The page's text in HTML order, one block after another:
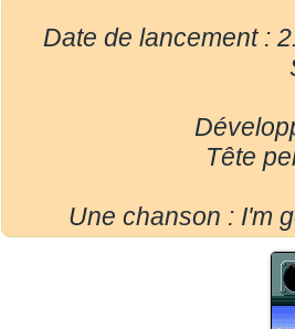
Date de lancement :
Tête
Une chanson : I'm